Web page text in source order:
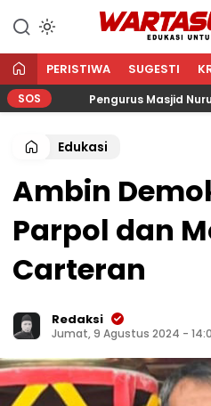
WARTA SUGESTI √
Edukasi
PERISTIWA SUGESTI
SOS Pengurus Masjid Nurul
Edukasi
Ambin
Parpol dan
Carteran
Redaksi
Jumat, 9 Agustus 2024 -